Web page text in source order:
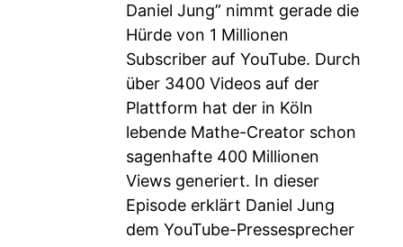
Daniel Jung” nimmt gerade die
Hürde von 1 Millionen
Subscriber auf YouTube. Durch
über 3400 Videos auf der
Plattform hat der in Köln
lebende Mathe-Creator schon
sagenhafte 400 Millionen
Views generiert. In dieser
Episode erklärt Daniel Jung
dem YouTube-Pressesprecher